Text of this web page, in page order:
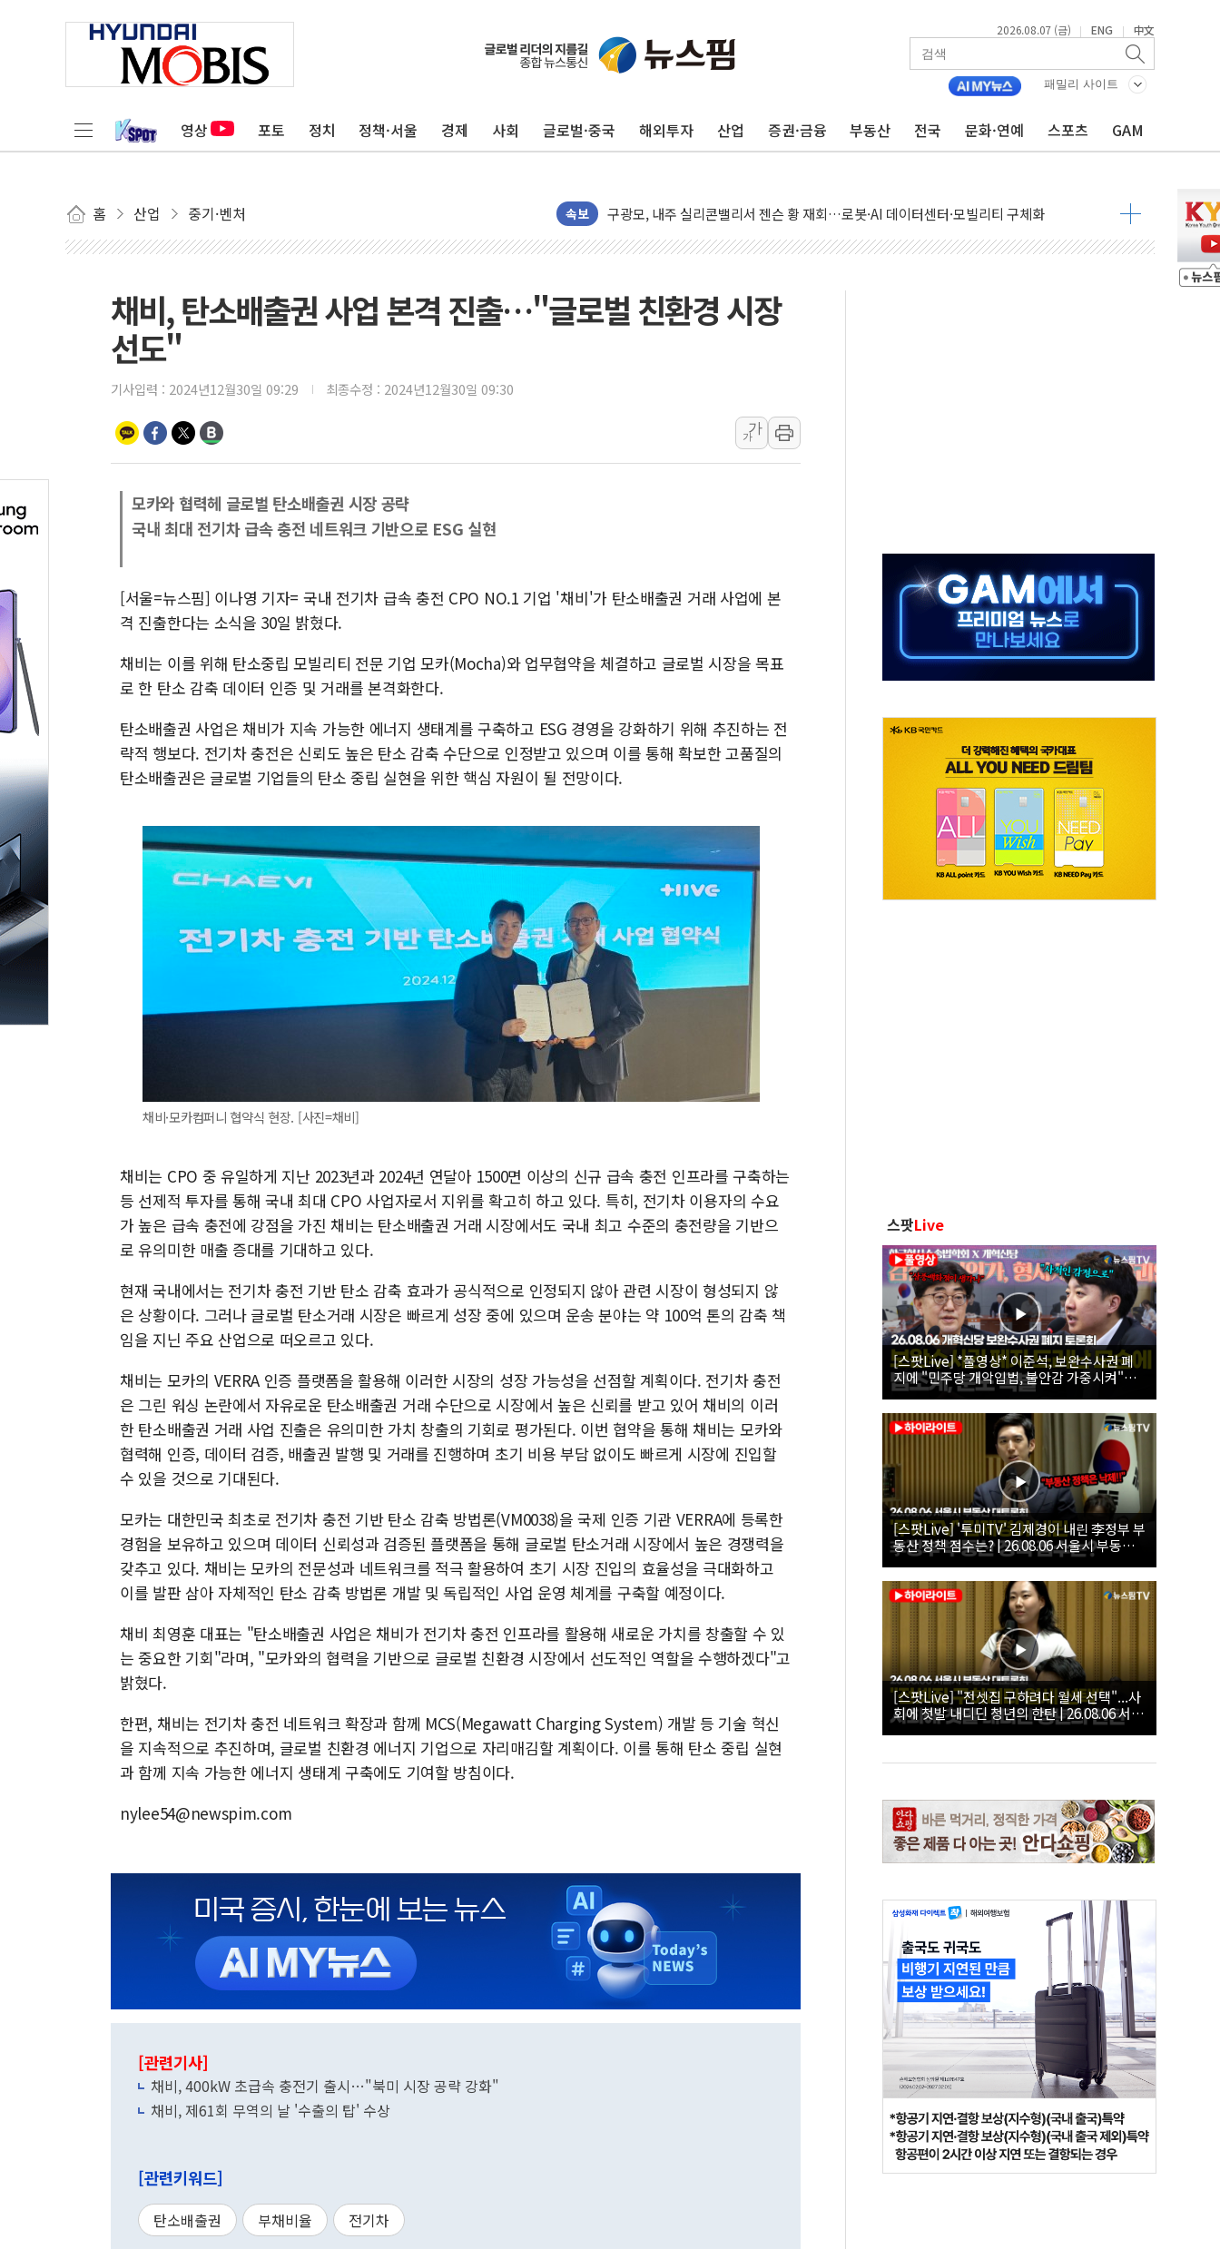
2026.08.07 (금) | ENG | 中文
패밀리 사이트
영상 포토 정치 정책·서울 경제 사회 글로벌·중국 해외투자 산업 증권·금융 부동산 전국 문화·연예 스포츠 GAM
홈 산업 중기·벤처 속보
유럽증시, 견조한 실적 소화하며 대부분 상승… "2분기 기업 순이익 21% 증가" 전망
리투아니아 국방 "러, 우크라 드론으로 나토 회원국 공격 검토… 거짓 깃발 작전"
뉴욕증시 개장 전 특징주...모더나·아이온큐·도어대시↑ VS 샌디스크·피그마·앱러빈↓
김정관 장관 "영업이익 N% 성과급 반대…상법·자본시장법 개정 논의"
청와대, 북한 단거리 탄도미사일 발사에 긴급 안보 점검회의
금값 7주 만에 최고…美 고용 둔화·호르무즈 재개방 기대에 강세
'월가의 황제' 다이먼 "금융시장 레버리지 위험수위…숨은 차입이 더 큰 변수"
양주 섬유염색공장서 화재 1명 중상…대응 1단계 진압 중
우크라 드론 전술, 중남미 콜롬비아에 새 안보 위기… 반군·마약카르텔이 습득해 전투 활용
동해해경, 독도 해상서 부유물 감긴 어선 구조
구미 폐염산처리업체서 불 2시간30여분만에 진화...외국인 노동자 숨져
채비, 탄소배출권 사업 본격 진출…"글로벌 친환경 시장
선도"
기사입력 : 2024년12월30일 09:29 최종수정 : 2024년12월30일 09:30
가
가
모카와 협력헤 글로벌 탄소배출권 시장 공략
국내 최대 전기차 급속 충전 네트워크 기반으로 ESG 실현
[서울=뉴스핌] 이나영 기자= 국내 전기차 급속 충전 CPO NO.1 기업 '채비'가 탄소배출권 거래 사업에 본
격 진출한다는 소식을 30일 밝혔다.
채비는 이를 위해 탄소중립 모빌리티 전문 기업 모카(Mocha)와 업무협약을 체결하고 글로벌 시장을 목표
로 한 탄소 감축 데이터 인증 및 거래를 본격화한다.
탄소배출권 사업은 채비가 지속 가능한 에너지 생태계를 구축하고 ESG 경영을 강화하기 위해 추진하는 전
략적 행보다. 전기차 충전은 신뢰도 높은 탄소 감축 수단으로 인정받고 있으며 이를 통해 확보한 고품질의
탄소배출권은 글로벌 기업들의 탄소 중립 실현을 위한 핵심 자원이 될 전망이다.
채비·모카컴퍼니 협약식 현장. [사진=채비]
채비는 CPO 중 유일하게 지난 2023년과 2024년 연달아 1500면 이상의 신규 급속 충전 인프라를 구축하는
등 선제적 투자를 통해 국내 최대 CPO 사업자로서 지위를 확고히 하고 있다. 특히, 전기차 이용자의 수요
가 높은 급속 충전에 강점을 가진 채비는 탄소배출권 거래 시장에서도 국내 최고 수준의 충전량을 기반으
로 유의미한 매출 증대를 기대하고 있다.
현재 국내에서는 전기차 충전 기반 탄소 감축 효과가 공식적으로 인정되지 않아 관련 시장이 형성되지 않
은 상황이다. 그러나 글로벌 탄소거래 시장은 빠르게 성장 중에 있으며 운송 분야는 약 100억 톤의 감축 책
임을 지닌 주요 산업으로 떠오르고 있다.
채비는 모카의 VERRA 인증 플랫폼을 활용해 이러한 시장의 성장 가능성을 선점할 계획이다. 전기차 충전
은 그린 워싱 논란에서 자유로운 탄소배출권 거래 수단으로 시장에서 높은 신뢰를 받고 있어 채비의 이러
한 탄소배출권 거래 사업 진출은 유의미한 가치 창출의 기회로 평가된다. 이번 협약을 통해 채비는 모카와
협력해 인증, 데이터 검증, 배출권 발행 및 거래를 진행하며 초기 비용 부담 없이도 빠르게 시장에 진입할
수 있을 것으로 기대된다.
모카는 대한민국 최초로 전기차 충전 기반 탄소 감축 방법론(VM0038)을 국제 인증 기관 VERRA에 등록한
경험을 보유하고 있으며 데이터 신뢰성과 검증된 플랫폼을 통해 글로벌 탄소거래 시장에서 높은 경쟁력을
갖추고 있다. 채비는 모카의 전문성과 네트워크를 적극 활용하여 초기 시장 진입의 효율성을 극대화하고
이를 발판 삼아 자체적인 탄소 감축 방법론 개발 및 독립적인 사업 운영 체계를 구축할 예정이다.
채비 최영훈 대표는 "탄소배출권 사업은 채비가 전기차 충전 인프라를 활용해 새로운 가치를 창출할 수 있
는 중요한 기회"라며, "모카와의 협력을 기반으로 글로벌 친환경 시장에서 선도적인 역할을 수행하겠다"고
밝혔다.
한편, 채비는 전기차 충전 네트워크 확장과 함께 MCS(Megawatt Charging System) 개발 등 기술 혁신
을 지속적으로 추진하며, 글로벌 친환경 에너지 기업으로 자리매김할 계획이다. 이를 통해 탄소 중립 실현
과 함께 지속 가능한 에너지 생태계 구축에도 기여할 방침이다.
nylee54@newspim.com
[관련기사]
채비, 400kW 초급속 충전기 출시…"북미 시장 공략 강화"
채비, 제61회 무역의 날 '수출의 탑' 수상
[관련키워드]
탄소배출권 부채비율 전기차
스팟Live
[스팟Live] *풀영상* 이준석, 보완수사권 폐
지에 "민주당 개악입법, 불안감 가중시켜"｜
26.08.06 개혁신당 보완수사권 폐지 토론회
[스팟Live] '투미TV' 김제경이 내린 李정부 부
동산 정책 점수는? | 26.08.06 서울시 부동산
대토론회
[스팟Live] "전셋집 구하려다 월세 선택"...사
회에 첫발 내디딘 청년의 한탄 | 26.08.06 서울
시 부동산 대토론회